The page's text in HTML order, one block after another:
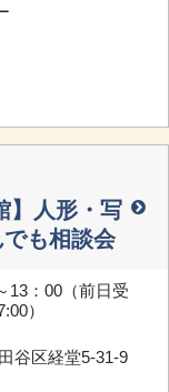
】人形・写
も相談会
13：00（前日受
）
谷区経堂5-31-9